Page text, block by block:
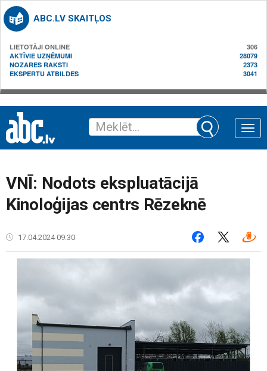
ABC.LV SKAITĻOS
LIETOTĀJI ONLINE
306
AKTĪVIE UZŅĒMUMI
28079
NOZARES RAKSTI
2373
EKSPERTU ATBILDES
3041
Toggle
VNĪ: Nodots ekspluatācijā
Kinoloģijas centrs Rēzeknē
17.04.2024 09:30